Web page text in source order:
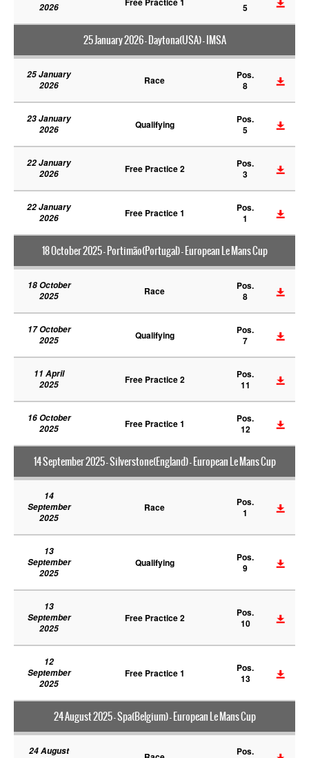
2026
5
25 January 2026 - Daytona(USA) - IMSA
25 January
2026
Race
Pos.
8
23 January
2026
Qualifying
Pos.
5
22 January
2026
Free Practice 2
Pos.
3
22 January
2026
Free Practice 1
Pos.
1
18 October 2025 - Portimão(Portugal) - European Le Mans Cup
18 October
2025
Race
Pos.
8
17 October
2025
Qualifying
Pos.
7
11 April
2025
Free Practice 2
Pos.
11
16 October
2025
Free Practice 1
Pos.
12
14 September 2025 - Silverstone(England) - European Le Mans Cup
14
September
2025
Race
Pos.
1
13
September
2025
Qualifying
Pos.
9
13
September
2025
Free Practice 2
Pos.
10
12
September
2025
Free Practice 1
Pos.
13
24 August 2025 - Spa(Belgium) - European Le Mans Cup
24 August
Pos.